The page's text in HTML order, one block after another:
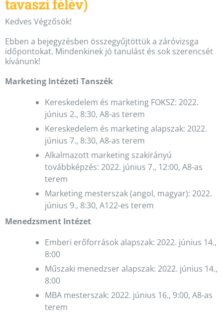
tavaszi félév)
Kedves Végzősök!
Ebben a bejegyzésben összegyűjtöttük a záróvizsga
időpontokat. Mindenkinek jó tanulást és sok szerencsét
kívánunk!
Marketing Intézeti Tanszék
Kereskedelem és marketing FOKSZ: 2022.
június 2., 8:30, A8-as terem
Kereskedelem és marketing alapszak: 2022.
június 7., 8:30, A8-as terem
Alkalmazott marketing szakirányú
továbbképzés: 2022. június 7., 12:00, A8-as
terem
Marketing mesterszak (angol, magyar): 2022.
június 9., 8:30, A122-es terem
Menedzsment Intézet
Emberi erőforrások alapszak: 2022. június 14.,
8:00
Műszaki menedzser alapszak: 2022. június 14.,
8:00
MBA mesterszak: 2022. június 16., 9:00, A8-as
terem